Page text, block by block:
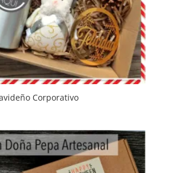
Corporativo